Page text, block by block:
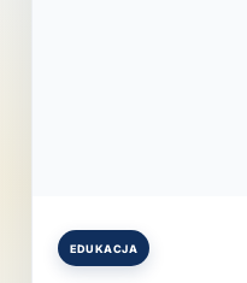
Posted
EDUKACJA